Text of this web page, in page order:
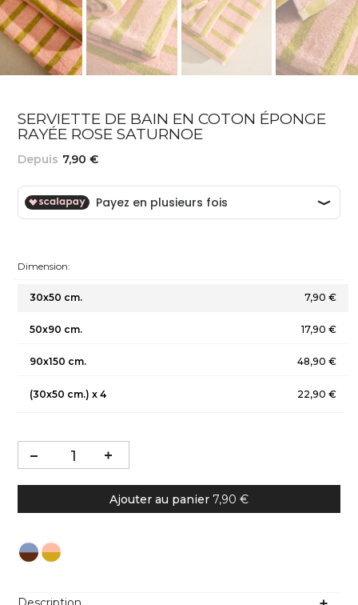
SERVIETTE DE BAIN EN COTON ÉPONGE
RAYÉE ROSE SATURNOE
Depuis 7,90 €
Dimension:
30x50 cm. 7,90 €
50x90 cm. 17,90 €
90x150 cm. 48,90 €
(30x50 cm.) x 4 22,90 €
Ajouter au panier 7,90 €